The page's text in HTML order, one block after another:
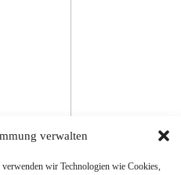
verwalten
wir Technologien wie Cookies,